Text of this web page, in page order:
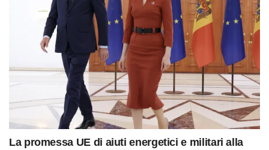
La promessa UE di aiuti energetici e militari alla